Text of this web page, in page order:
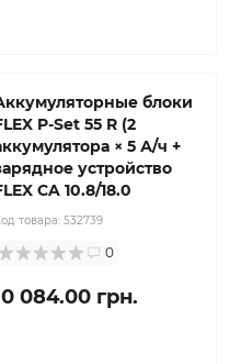
блоки
P-Set 55 R (2
× 5 А/ч +
устройство
CA 10.8/18.0
товара: 532739
0
084.00 грн.